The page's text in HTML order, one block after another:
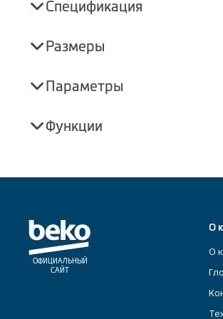
Спецификация
Размеры
Параметры
Функции
ОФИЦИАЛЬНЫЙ
САЙТ
О
О